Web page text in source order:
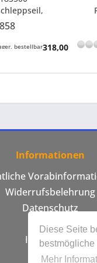
Diese Seite
Mehr
weiß
bestellbar318,00 € *
Informationen
Widerrufsbelehrung
Datenschutz
AGB
Impressum